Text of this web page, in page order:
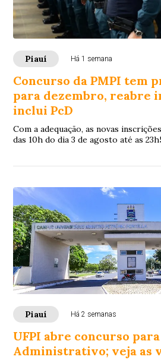
Piauí Há 1 semana
Concurso da PMPI tem
para dezembro, reabre
inclui PcD
Com a adequação, as novas
das 10h do dia 3 de agosto até as
Piauí Há 2 semanas
UFPI abre concurso
Administrativo; veja as